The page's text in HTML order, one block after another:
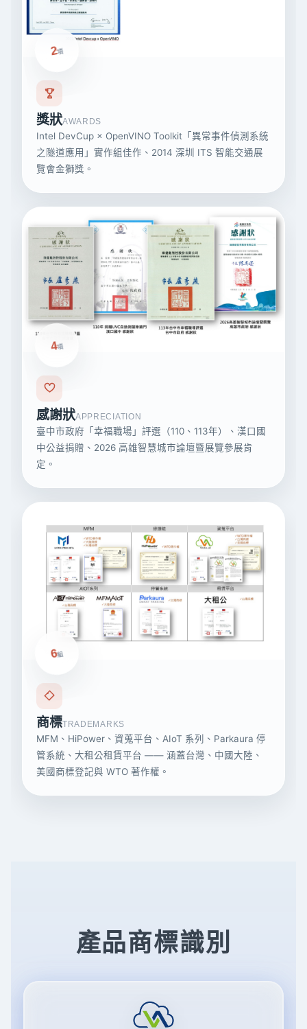
2項
獎狀AWARDS
Intel DevCup × OpenVINO Toolkit「異常事件偵測系統
之隧道應用」實作組佳作、2014 深圳 ITS 智能交通展
覽會金獅獎。
4項
感謝狀APPRECIATION
臺中市政府「幸福職場」評選（110、113年）、漢口國
中公益捐贈、2026 高雄智慧城市論壇暨展覽參展肯
定。
6組
商標TRADEMARKS
MFM、HiPower、資蒐平台、AIoT 系列、Parkaura 停
管系統、大租公租賃平台 —— 涵蓋台灣、中國大陸、
美國商標登記與 WTO 著作權。
產品商標識別